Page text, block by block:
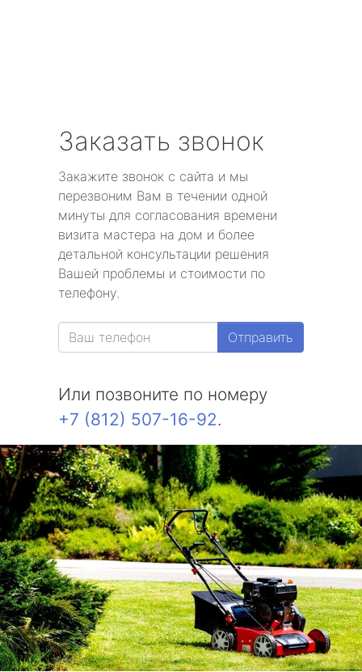
Заказать звонок
Закажите звонок с сайта и мы
перезвоним Вам в течении одной
минуты для согласования времени
визита мастера на дом и более
детальной консультации решения
Вашей проблемы и стоимости по
телефону.
Отправить
Или позвоните по номеру
+7 (812) 507-16-92.